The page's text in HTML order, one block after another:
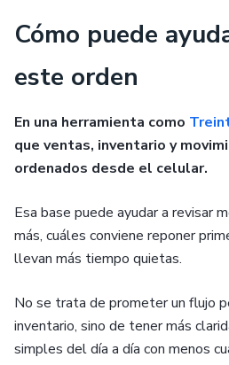
Cómo puede
este orden
En una herramienta como
que ventas, inventario y
ordenados desde el celular.
Esa base puede ayudar a revisar
más, cuáles conviene reponer
llevan más tiempo quietas.
No se trata de prometer un flujo
inventario, sino de tener más
simples del día a día con menos